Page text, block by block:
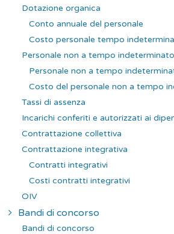
Dotazione organica
Conto annuale del personale
Costo personale tempo
Personale non a tempo indeterminato
Personale non a tempo
Costo del personale non a tempo
Tassi di assenza
Incarichi conferiti e autorizzati ai
Contrattazione collettiva
Contrattazione integrativa
Contratti integrativi
Costi contratti integrativi
OIV
Bandi di concorso
Bandi di concorso